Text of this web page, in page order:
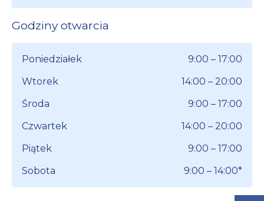
Godziny otwarcia
Poniedziałek
9:00 – 17:00
Wtorek
14:00 – 20:00
Środa
9:00 – 17:00
Czwartek
14:00 – 20:00
Piątek
9:00 – 17:00
Sobota
9:00 – 14:00*